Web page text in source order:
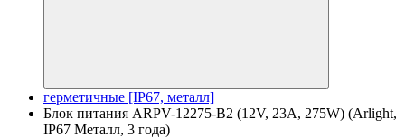
герметичные [IP67, металл]
Блок питания ARPV-12275-B2 (12V, 23A, 275W) (Arlight,
IP67 Металл, 3 года)